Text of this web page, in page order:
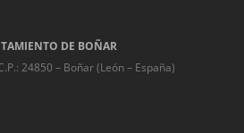
DE BOÑAR
24850 – Boñar (León – España)